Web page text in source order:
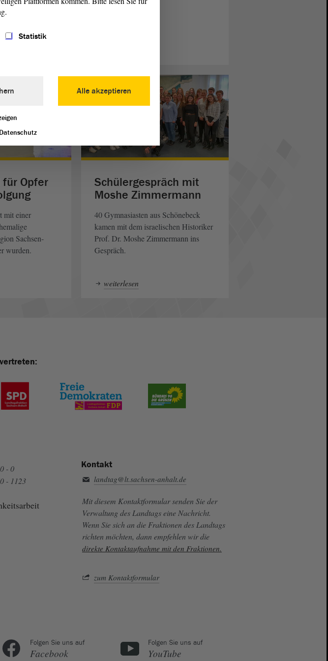
Rabbiner Motti
Opfer
mit einer
Sachsen-
wurden.
Schülergespräch mit
Moshe Zimmermann
40 Gymnasiasten aus Schönebeck
kamen mit dem israelischen Historiker
Prof. Dr. Moshe Zimmermann ins
Gespräch.
weiterlesen
- 0
- 1123
Kontakt
landtag@lt.sachsen-anhalt.de
Mit diesem Kontaktformular senden Sie der
Verwaltung des Landtags eine Nachricht.
Wenn Sie sich an die Fraktionen des Landtags
richten möchten, dann empfehlen wir die
direkte Kontaktaufnahme mit den Fraktionen.
zum Kontaktformular
Folgen Sie uns auf
Facebook
Folgen Sie uns auf
YouTube
Statistik
Alle akzeptieren
Datenschutz